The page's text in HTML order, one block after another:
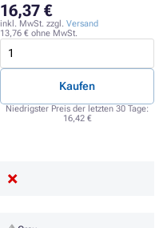
16,37 €
inkl. MwSt. zzgl. Versand
13,76 € ohne MwSt.
Kaufen
Niedrigster Preis der letzten 30 Tage:
16,42 €